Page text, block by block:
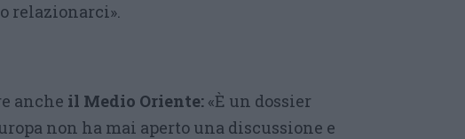
relazionarci».
anche il Medio Oriente: «È un dossier
non ha mai aperto una discussione e